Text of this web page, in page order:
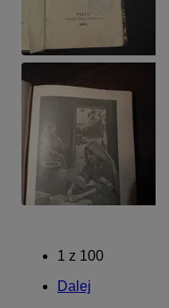
1 z 100
Dalej